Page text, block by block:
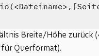
Breite/Höhe zurück
für Querformat).